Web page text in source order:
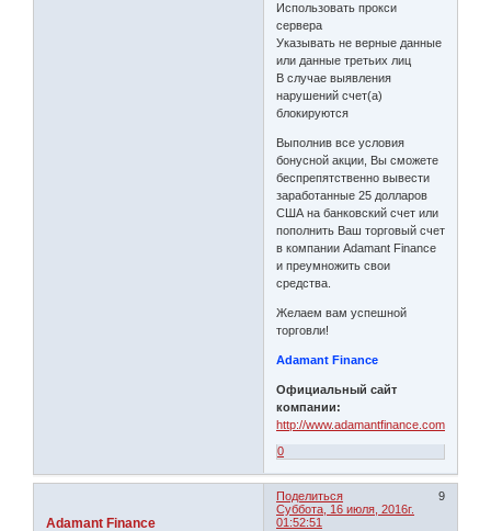
Использовать прокси
сервера
Указывать не верные данные
или данные третьих лиц
В случае выявления
нарушений счет(а)
блокируются
Выполнив все условия
бонусной акции, Вы сможете
беспрепятственно вывести
заработанные 25 долларов
США на банковский счет или
пополнить Ваш торговый счет
в компании Adamant Finance
и преумножить свои
средства.
Желаем вам успешной
торговли!
Adamant Finance
Официальный сайт
компании:
http://www.adamantfinance.com
0
Поделиться
9
Суббота, 16 июля, 2016г.
01:52:51
Adamant Finance